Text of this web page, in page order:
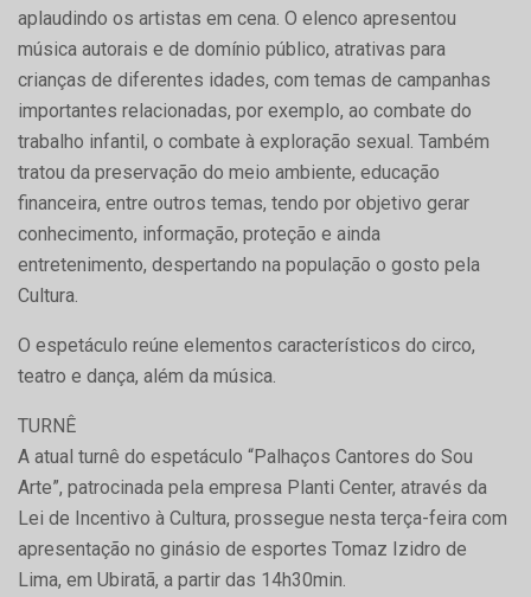
aplaudindo os artistas em cena. O elenco apresentou
música autorais e de domínio público, atrativas para
crianças de diferentes idades, com temas de campanhas
importantes relacionadas, por exemplo, ao combate do
trabalho infantil, o combate à exploração sexual. Também
tratou da preservação do meio ambiente, educação
financeira, entre outros temas, tendo por objetivo gerar
conhecimento, informação, proteção e ainda
entretenimento, despertando na população o gosto pela
Cultura.
O espetáculo reúne elementos característicos do circo,
teatro e dança, além da música.
TURNÊ
A atual turnê do espetáculo “Palhaços Cantores do Sou
Arte”, patrocinada pela empresa Planti Center, através da
Lei de Incentivo à Cultura, prossegue nesta terça-feira com
apresentação no ginásio de esportes Tomaz Izidro de
Lima, em Ubiratã, a partir das 14h30min.